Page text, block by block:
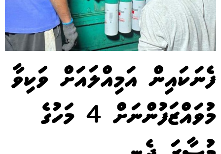
ފެނަކައިން އަމިއްލައަށް ވަކިވާ
މުވައްޒަފުންނަށް 4 މަހުގެ